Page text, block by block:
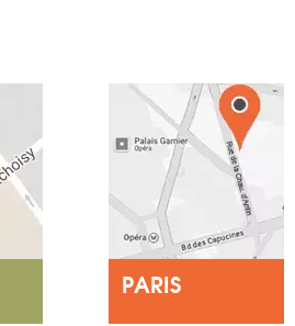
PARIS